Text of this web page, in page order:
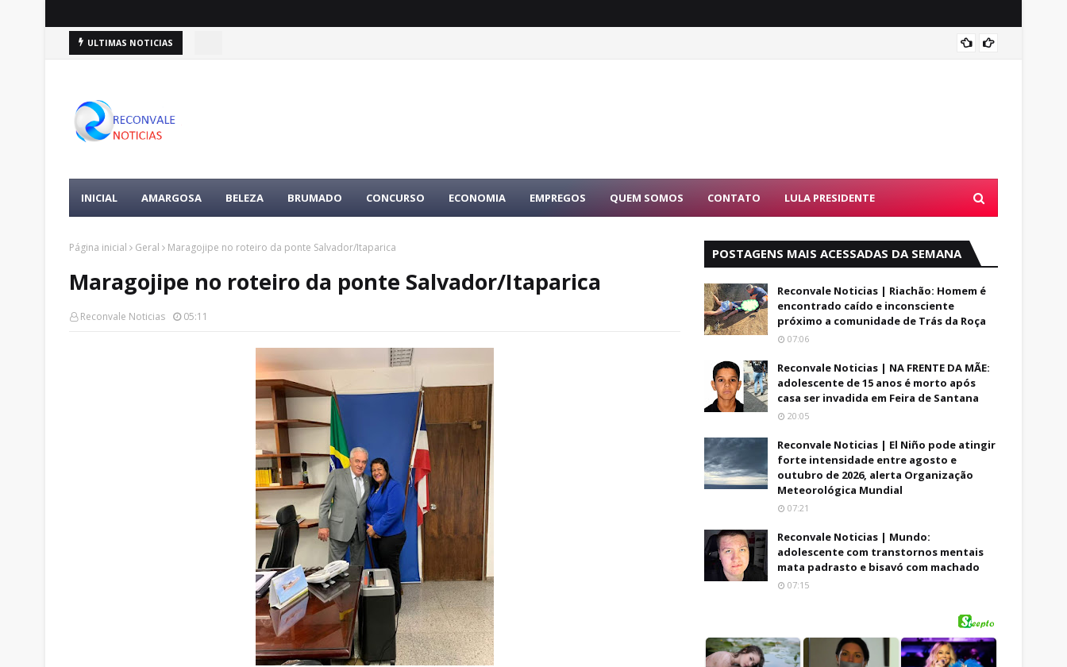
ULTIMAS NOTICIAS
a própria vida DESTAQUES
INICIAL AMARGOSA BELEZA BRUMADO CONCURSO ECONOMIA EMPREGOS QUEM SOMOS CONTATO LULA PRESIDENTE
Página inicial Geral Maragojipe no roteiro da ponte Salvador/Itaparica
Maragojipe no roteiro da ponte Salvador/Itaparica
Reconvale Noticias 05:11
POSTAGENS MAIS ACESSADAS DA SEMANA
Reconvale Noticias | Riachão: Homem é
encontrado caído e inconsciente
próximo a comunidade de Trás da Roça
07:06
Reconvale Noticias | NA FRENTE DA MÃE:
adolescente de 15 anos é morto após
casa ser invadida em Feira de Santana
20:05
Reconvale Noticias | El Niño pode atingir
forte intensidade entre agosto e
outubro de 2026, alerta Organização
Meteorológica Mundial
07:21
Reconvale Noticias | Mundo:
adolescente com transtornos mentais
mata padrasto e bisavó com machado
07:15